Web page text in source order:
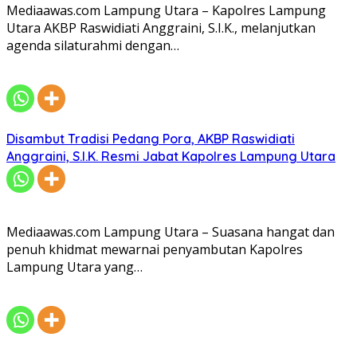
Mediaawas.com Lampung Utara – Kapolres Lampung
Utara AKBP Raswidiati Anggraini, S.I.K., melanjutkan
agenda silaturahmi dengan…
Disambut Tradisi Pedang Pora, AKBP Raswidiati
Anggraini, S.I.K. Resmi Jabat Kapolres Lampung Utara
Mediaawas.com Lampung Utara – Suasana hangat dan
penuh khidmat mewarnai penyambutan Kapolres
Lampung Utara yang…